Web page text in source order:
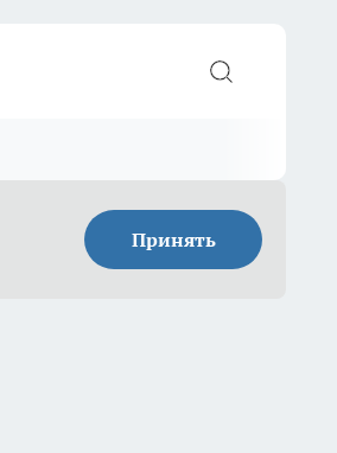
Принять